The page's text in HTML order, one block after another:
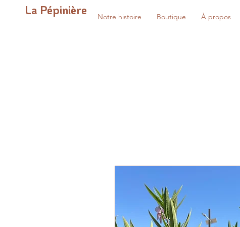
La Pépinière Notre histoire Boutique À propos